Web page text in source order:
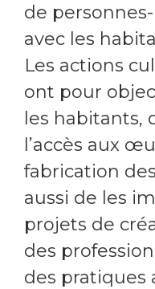
de
avec les
Les actions
ont pour
les habitants,
l’accès aux
fabrication
aussi de les
projets de
des
des pratiques